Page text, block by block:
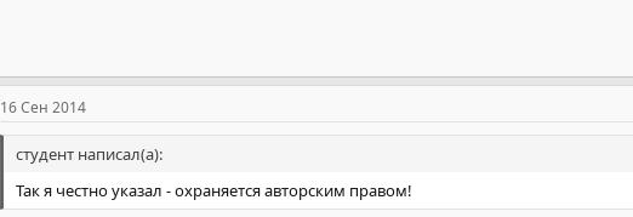
16 Сен 2014
студент написал(а):
Так я честно указал - охраняется авторским правом!